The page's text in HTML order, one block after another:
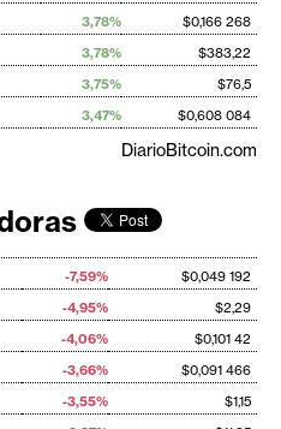
3,78%
$0,166 268
3,78%
$383,22
3,75%
$76,5
3,47% $0,608 084
DiarioBitcoin.com
-7,59%
$0,049 192
-4,95%
$2,29
-4,06%
$0,101 42
-3,66%
$0,091 466
-3,55%
$1,15